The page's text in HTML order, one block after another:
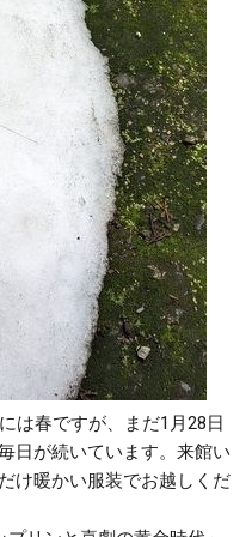
は春ですが、まだ1月28日
日が続いています。来館い
け暖かい服装でお越しくだ